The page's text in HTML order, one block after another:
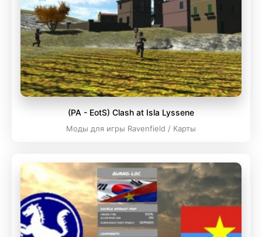
(PA - EotS) Clash at Isla Lyssene
Моды для игры Ravenfield / Карты